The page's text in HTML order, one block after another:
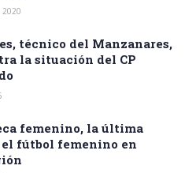
2020
técnico del Manzanares,
la situación del CP
femenino, la última
fútbol femenino en